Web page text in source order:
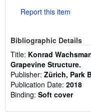
Report this item
Bibliographic Details
Title: Konrad
Grapevine Structure.
Publisher: Zürich, Park
Publication Date: 2018
Binding: Soft cover